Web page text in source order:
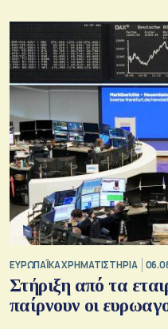
ΕΥΡΩΠΑΪΚΑ ΧΡΗΜΑΤΙΣΤΗΡΙΑ
Στήριξη από τα
παίρνουν οι